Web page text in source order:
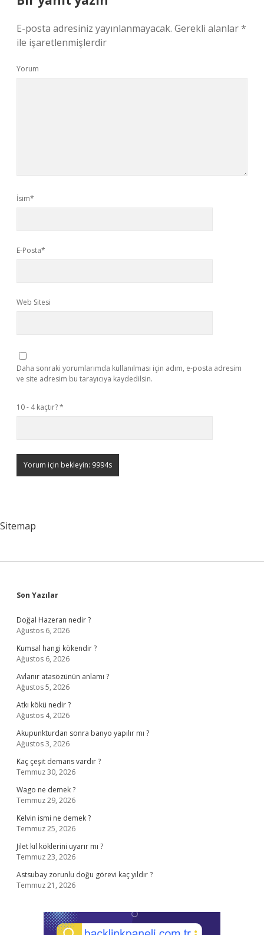
E-posta adresiniz yayınlanmayacak. Gerekli alanlar*
ile işaretlenmişlerdir
Yorum
İsim*
E-Posta*
Web Sitesi
Daha sonraki yorumlarımda kullanılması için adım, e-posta adresim
ve site adresim bu tarayıcıya kaydedilsin.
10 - 4 kaçtır?*
Sitemap
Sidebar
Son Yazılar
Doğal Hazeran nedir ?
Ağustos 6, 2026
Kumsal hangi kökendir ?
Ağustos 6, 2026
Avlanır atasözünün anlamı ?
Ağustos 5, 2026
Atkı kökü nedir ?
Ağustos 4, 2026
Akupunkturdan sonra banyo yapılır mı ?
Ağustos 3, 2026
Kaç çeşit demans vardır ?
Temmuz 30, 2026
Wago ne demek ?
Temmuz 29, 2026
Kelvin ismi ne demek ?
Temmuz 25, 2026
Jilet kıl köklerini uyarır mı ?
Temmuz 23, 2026
Astsubay zorunlu doğu görevi kaç yıldır ?
Temmuz 21, 2026